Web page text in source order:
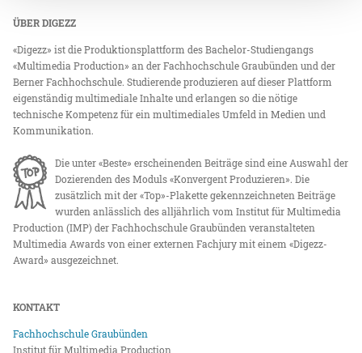
ÜBER DIGEZZ
«Digezz» ist die Produktionsplattform des Bachelor-Studiengangs
«Multimedia Production» an der Fachhochschule Graubünden und der
Berner Fachhochschule. Studierende produzieren auf dieser Plattform
eigenständig multimediale Inhalte und erlangen so die nötige
technische Kompetenz für ein multimediales Umfeld in Medien und
Kommunikation.
Die unter «Beste» erscheinenden Beiträge sind eine Auswahl der
Dozierenden des Moduls «Konvergent Produzieren». Die
zusätzlich mit der «Top»-Plakette gekennzeichneten Beiträge
wurden anlässlich des alljährlich vom Institut für Multimedia
Production (IMP) der Fachhochschule Graubünden veranstalteten
Multimedia Awards von einer externen Fachjury mit einem «Digezz-
Award» ausgezeichnet.
KONTAKT
Fachhochschule Graubünden
Institut für Multimedia Production